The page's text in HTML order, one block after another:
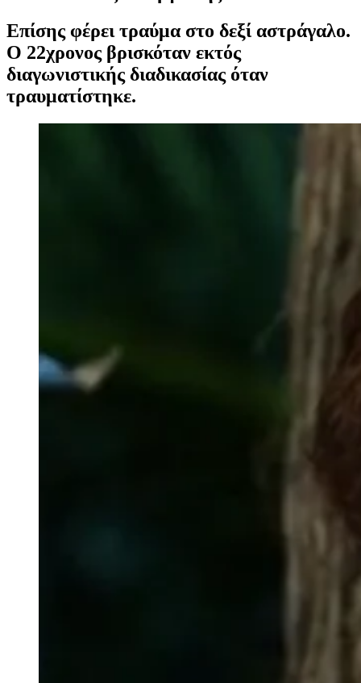
Επίσης φέρει τραύμα στο δεξί αστράγαλο.
Ο 22χρονος βρισκόταν εκτός
διαγωνιστικής διαδικασίας όταν
τραυματίστηκε.